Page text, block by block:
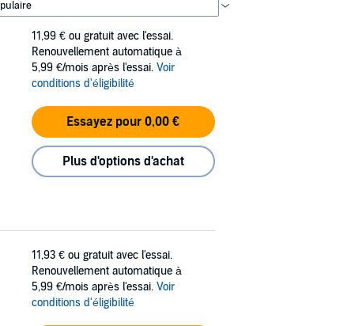
11,99 € ou gratuit avec l'essai.
Renouvellement automatique à
5,99 €/mois après l'essai. Voir
conditions d'éligibilité
Essayez pour 0,00 €
Plus d'options d'achat
11,93 € ou gratuit avec l'essai.
Renouvellement automatique à
5,99 €/mois après l'essai. Voir
conditions d'éligibilité